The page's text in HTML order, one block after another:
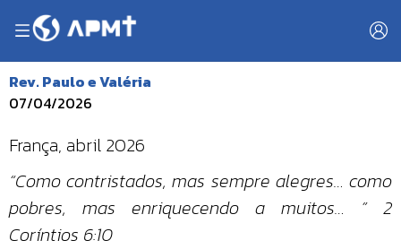
Rev. Paulo e Valéria
07/04/2026
França, abril 2026
“Como contristados, mas sempre alegres… como
pobres, mas enriquecendo a muitos… ” 2
Coríntios 6:10